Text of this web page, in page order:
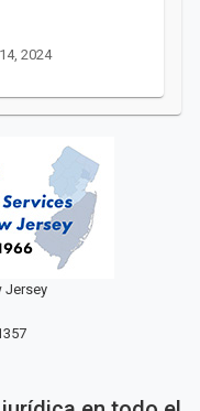
2024
Jersey